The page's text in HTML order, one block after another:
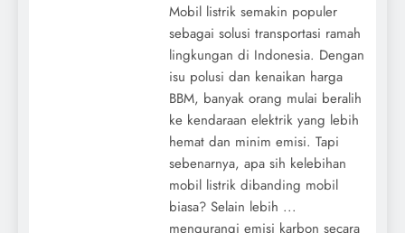
Mobil listrik semakin populer
sebagai solusi transportasi ramah
lingkungan di Indonesia. Dengan
isu polusi dan kenaikan harga
BBM, banyak orang mulai beralih
ke kendaraan elektrik yang lebih
hemat dan minim emisi. Tapi
sebenarnya, apa sih kelebihan
mobil listrik dibanding mobil
biasa? Selain lebih ...
mengurangi emisi karbon secara